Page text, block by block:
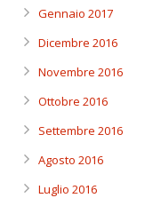
Gennaio 2017
Dicembre 2016
Novembre 2016
Ottobre 2016
Settembre 2016
Agosto 2016
Luglio 2016